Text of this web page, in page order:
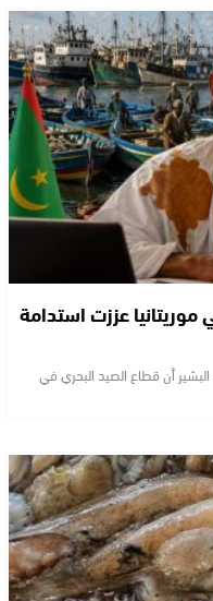
عززت استدامة
أن قطاع الصيد البحري في